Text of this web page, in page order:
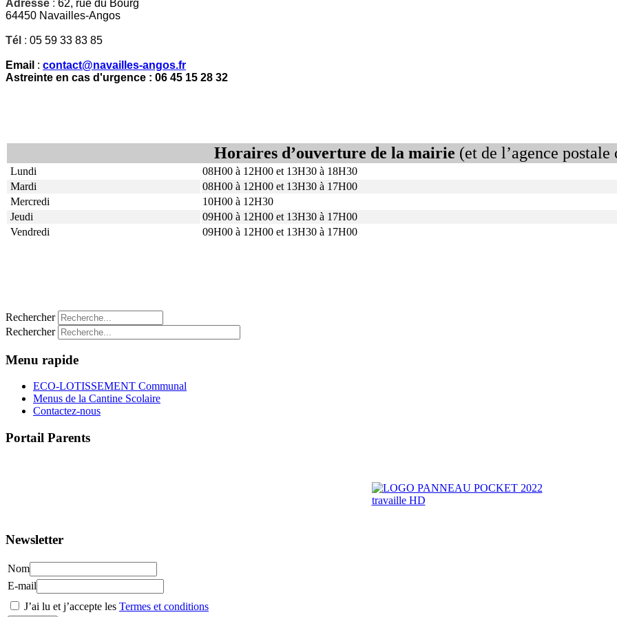
Adresse : 62, rue du Bourg
64450 Navailles-Angos
Tél : 05 59 33 83 85
Email : contact@navailles-angos.fr
Astreinte en cas d'urgence : 06 45 15 28 32
Horaires d’ouverture de la mairie (et de l’agence
Lundi
08H00 à 12H00 et 13H30 à 18H30
Mardi
08H00 à 12H00 et 13H30 à 17H00
Mercredi
10H00 à 12H30
Jeudi
09H00 à 12H00 et 13H30 à 17H00
Vendredi
09H00 à 12H00 et 13H30 à 17H00
Rechercher
Rechercher
Menu rapide
ECO-LOTISSEMENT Communal
Menus de la Cantine Scolaire
Contactez-nous
Portail Parents
Newsletter
Nom
E-mail
J’ai lu et j’accepte les Termes et conditions